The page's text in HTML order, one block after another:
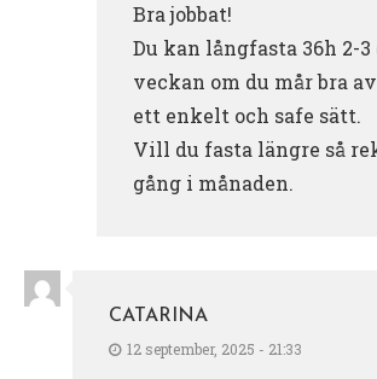
Bra jobbat!
Du kan långfasta 36h 2-3
veckan om du mår bra
ett enkelt och safe sätt.
Vill du fasta längre så
gång i månaden.
CATARINA
12 september, 2025 - 21:33